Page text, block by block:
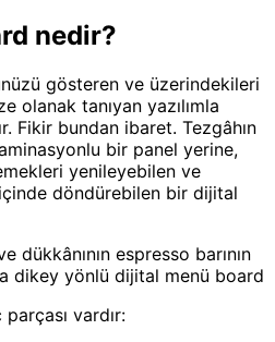
nedir?
gösteren ve üzerindekileri
olanak tanıyan yazılımla
Fikir bundan ibaret. Tezgâhın
bir panel yerine,
yenileyebilen ve
döndürebilen bir dijital
dükkânının espresso barının
dikey yönlü dijital menü board
vardır: